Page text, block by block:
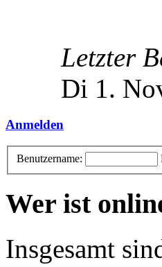
Letzter
Di 1.
Anmelden
Benutzername:
Wer ist
Insgesamt